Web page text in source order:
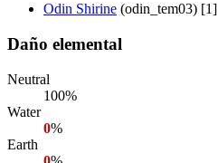
Odin Shirine (odin_tem03) [1]
Daño elemental
Neutral
100%
Water
0%
Earth